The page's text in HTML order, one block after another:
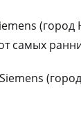
самых